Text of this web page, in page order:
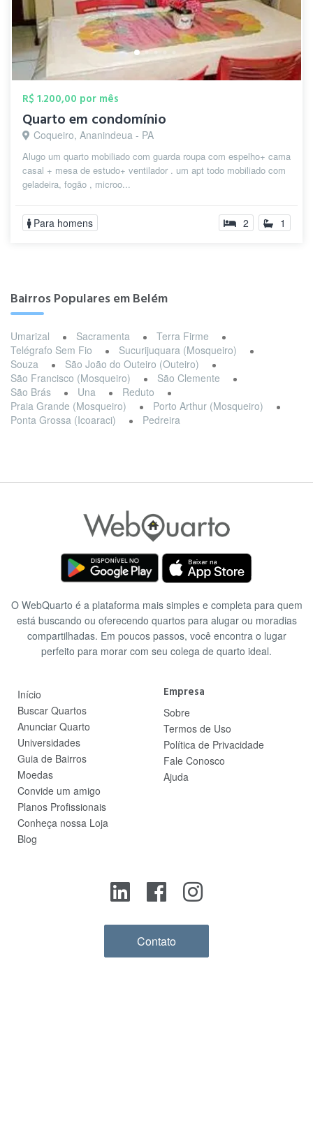
R$ 1.200,00 por mês
Quarto em condomínio
Coqueiro, Ananindeua - PA
Alugo um quarto mobiliado com guarda roupa com espelho+ cama
casal + mesa de estudo+ ventilador . um apt todo mobiliado com
geladeira, fogão , microo...
Para homens 2 1
Bairros Populares em Belém
Umarizal Sacramenta
Terra Firme
Telégrafo Sem Fio
Sucurijuquara (Mosqueiro)
Souza
São João do Outeiro (Outeiro)
São Francisco (Mosqueiro)
São Clemente
São Brás
Una
Reduto
Praia Grande (Mosqueiro)
Porto Arthur (Mosqueiro)
Ponta Grossa (Icoaraci)
Pedreira
O WebQuarto é a plataforma mais simples e completa para quem
está buscando ou oferecendo quartos para alugar ou moradias
compartilhadas. Em poucos passos, você encontra o lugar
perfeito para morar com seu colega de quarto ideal.
Início
Buscar Quartos
Anunciar Quarto
Universidades
Guia de Bairros
Moedas
Convide um amigo
Planos Profissionais
Conheça nossa Loja
Blog
Empresa
Sobre
Termos de Uso
Política de Privacidade
Fale Conosco
Ajuda
Contato